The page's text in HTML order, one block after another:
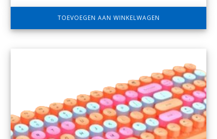
TOEVOEGEN AAN WINKELWAGEN